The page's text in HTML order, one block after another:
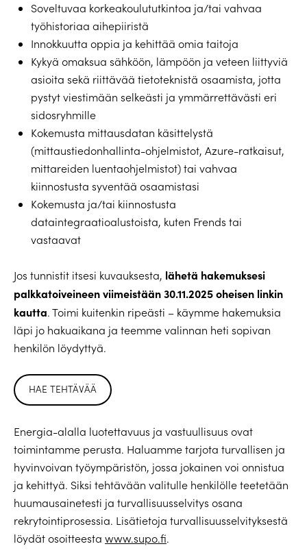
Soveltuvaa korkeakoulututkintoa ja/tai vahvaa
työhistoriaa aihepiiristä
Innokkuutta oppia ja kehittää omia taitoja
Kykyä omaksua sähköön, lämpöön ja veteen liittyviä
asioita sekä riittävää tietoteknistä osaamista, jotta
pystyt viestimään selkeästi ja ymmärrettävästi eri
sidosryhmille
Kokemusta mittausdatan käsittelystä
(mittaustiedonhallinta-ohjelmistot, Azure-ratkaisut,
mittareiden luentaohjelmistot) tai vahvaa
kiinnostusta syventää osaamistasi
Kokemusta ja/tai kiinnostusta
dataintegraatioalustoista, kuten Frends tai
vastaavat
Jos tunnistit itsesi kuvauksesta, lähetä hakemuksesi
palkkatoiveineen viimeistään 30.11.2025 oheisen linkin
kautta. Toimi kuitenkin ripeästi – käymme hakemuksia
läpi jo hakuaikana ja teemme valinnan heti sopivan
henkilön löydyttyä.
HAE TEHTÄVÄÄ
Energia-alalla luotettavuus ja vastuullisuus ovat
toimintamme perusta. Haluamme tarjota turvallisen ja
hyvinvoivan työympäristön, jossa jokainen voi onnistua
ja kehittyä. Siksi tehtävään valitulle henkilölle teetetään
huumausainetesti ja turvallisuusselvitys osana
rekrytointiprosessia. Lisätietoja turvallisuusselvityksestä
löydät osoitteesta www.supo.fi.